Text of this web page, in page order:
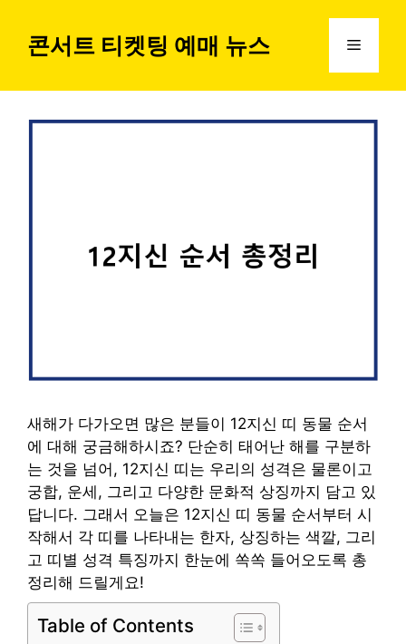
콘서트 티켓팅 예매 뉴스 메
새해가 다가오면 많은 분들이 12지신 띠 동물 순서
에 대해 궁금해하시죠? 단순히 태어난 해를 구분하
는 것을 넘어, 12지신 띠는 우리의 성격은 물론이고
궁합, 운세, 그리고 다양한 문화적 상징까지 담고 있
답니다. 그래서 오늘은 12지신 띠 동물 순서부터 시
작해서 각 띠를 나타내는 한자, 상징하는 색깔, 그리
고 띠별 성격 특징까지 한눈에 쏙쏙 들어오도록 총
정리해 드릴게요!
Table of Contents